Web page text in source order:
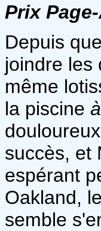
Prix
Depuis
joindre les
même
la piscine
succès, et
espérant
Oakland,
semble